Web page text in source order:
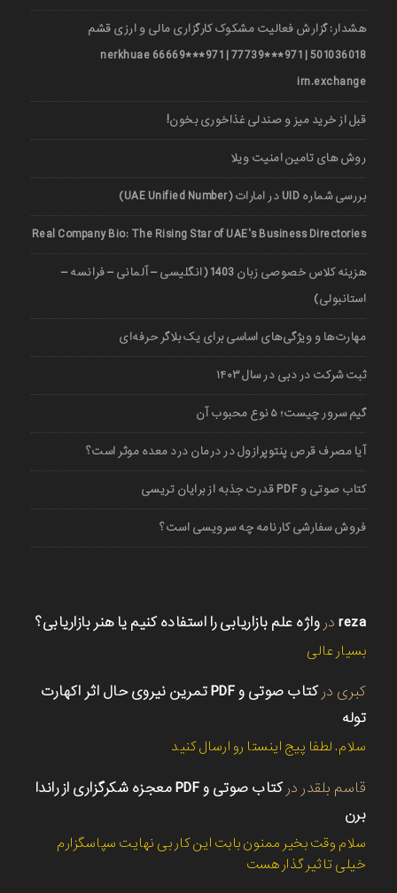
هشدار: گزارش فعالیت مشکوک کارگزاری مالی و ارزی قشم
501036018 | 971***77739 | 971***66669 nerkhuae
irn.exchange
قبل از خرید میز و صندلی غذاخوری بخون!
روش های تامین امنیت ویلا
بررسی شماره UID در امارات (UAE Unified Number)
Real Company Bio: The Rising Star of UAE’s Business Directories
هزینه کلاس خصوصی زبان 1403 (انگلیسی – آلمانی – فرانسه –
استانبولی)
مهارت‌ها و ویژگی‌های اساسی برای یک بلاگر حرفه‌ای
ثبت شرکت در دبی در سال ۱۴۰۳
گیم سرور چیست؛ ۵ نوع محبوب آن
آیا مصرف قرص پنتوپرازول در درمان درد معده موثر است؟
کتاب صوتی و PDF قدرت جذبه از برایان تریسی
فروش سفارشی کارنامه چه سرویسی است؟
reza در واژه علم بازاریابی را استفاده کنیم یا هنر بازاریابی؟
بسیار عالی
کبری در
کتاب صوتی و PDF تمرین نیروی حال اثر اکهارت
توله
سلام. لطفا پیج اینستا رو ارسال کنید
قاسم بلقدر در
کتاب صوتی و PDF معجزه شکرگزاری از راندا
برن
سلام وقت بخیر ممنون بابت این کار بی نهایت سپاسگزارم
خیلی تاثیر گذار هست